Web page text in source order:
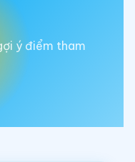
ý điểm tham